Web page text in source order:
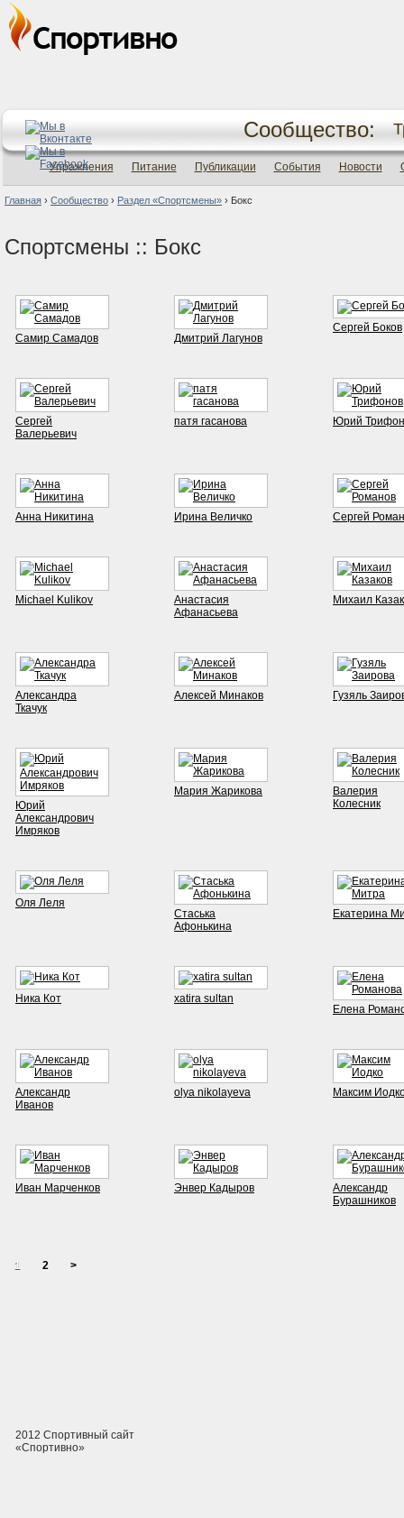
Сообщество:
Упражнения Питание Публикации События Новости
Главная › Сообщество › Раздел «Спортсмены» › Бокс
Спортсмены :: Бокс
Самир Самадов Дмитрий Лагунов
Сергей Боков
Сергей
Валерьевич
патя гасанова Юрий
Анна Никитина Ирина Величко Сергей
Michael Kulikov
Анастасия
Афанасьева
Михаил
Александра
Ткачук
Алексей Минаков Гузяль
Юрий
Александрович
Имряков
Мария Жарикова
Валерия
Колесник
Оля Леля
Стаська
Афонькина
Екатерина
Ника Кот
xatira sultan
Елена
Александр
Иванов
olya nikolayeva Максим
Иван Марченков Энвер Кадыров
Александр
Бурашников
1 2 >
2012 Спортивный сайт
«Спортивно»